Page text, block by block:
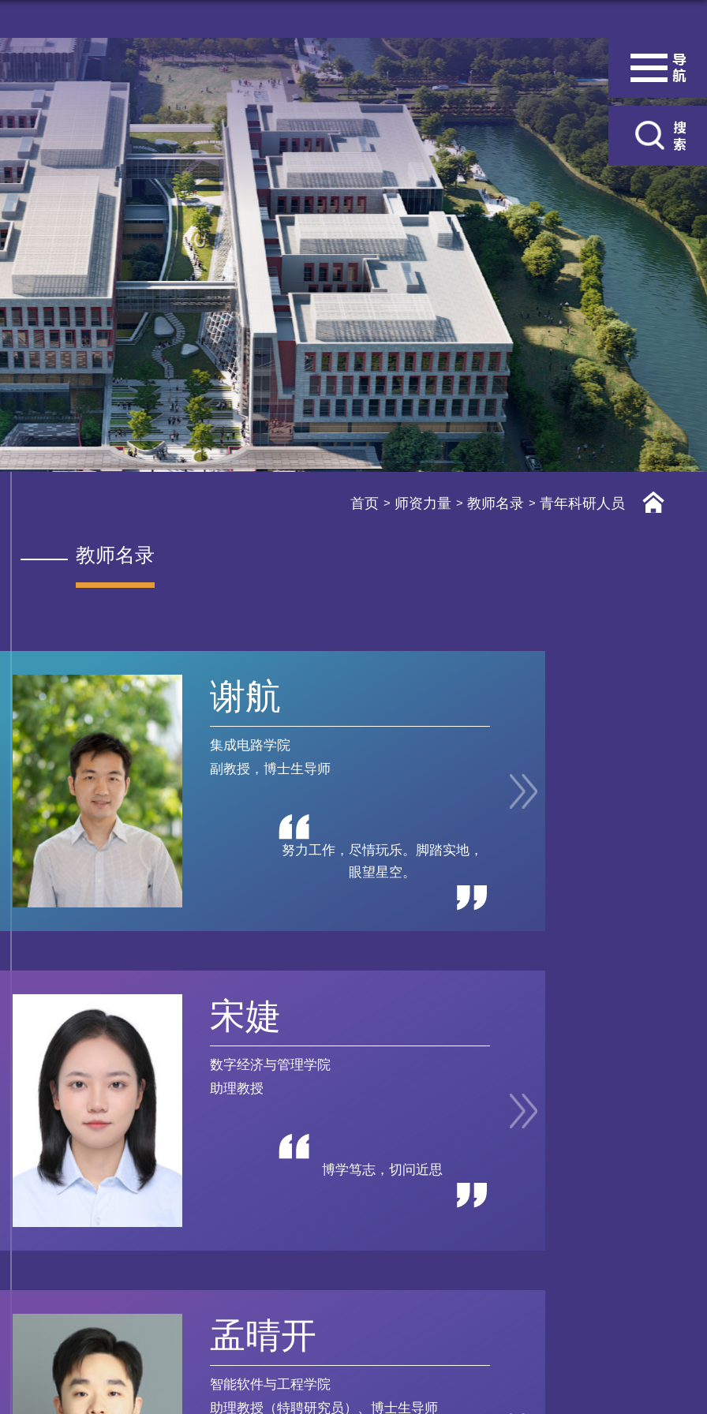
首页 师资力量 教师名录 青年科研人员
教师名录
谢航
集成电路学院
副教授，博士生导师
努力工作，尽情玩乐。脚踏实地，
眼望星空。
宋婕
数字经济与管理学院
助理教授
博学笃志，切问近思
孟晴开
智能软件与工程学院
助理教授（特聘研究员）、博士生导师